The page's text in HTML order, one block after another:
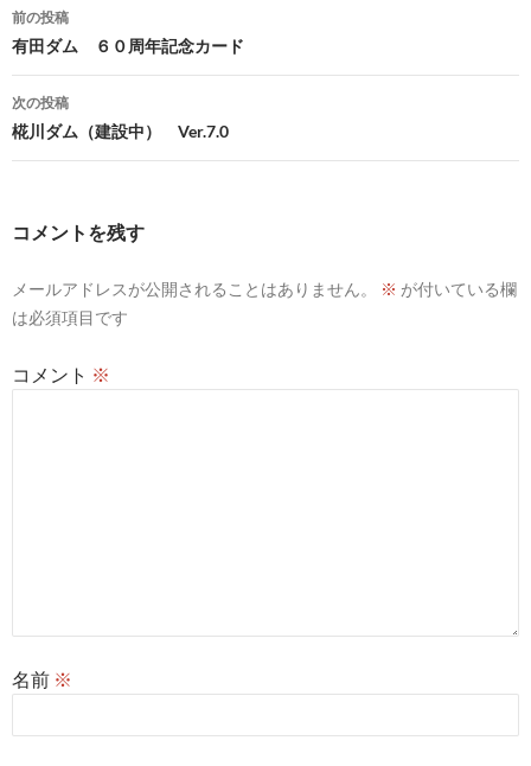
投
稿
ナ
ビ
ゲ
ョ
前の投稿
有田ダム ６０周年記念カード
次の投稿
椛川ダム（建設中） Ver.7.0
コメントを残す
メールアドレスが公開されることはありません。 ※ が付いている欄
は必須項目です
コメント ※
名前 ※